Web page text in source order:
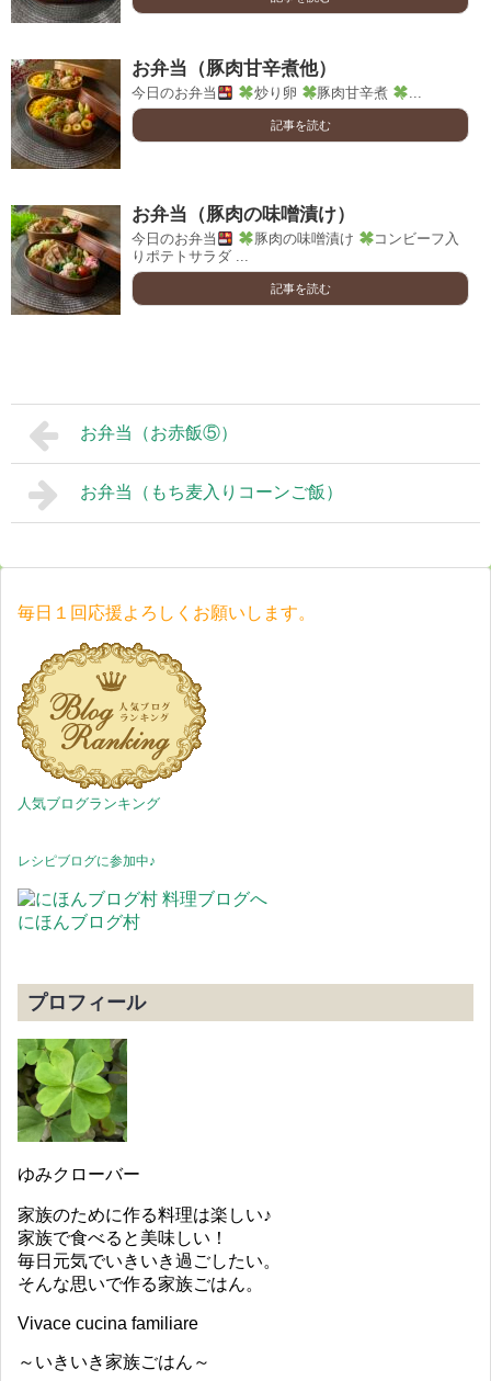
お弁当（豚肉甘辛煮他）
今日のお弁当 炒り卵 豚肉甘辛煮 ...
記事を読む
お弁当（豚肉の味噌漬け）
今日のお弁当 豚肉の味噌漬け
コンビーフ入
りポテトサラダ ...
記事を読む
お弁当（お赤飯⑤）
お弁当（もち麦入りコーンご飯）
毎日１回応援よろしくお願いします。
人気ブログランキング
レシピブログに参加中♪
にほんブログ村
プロフィール
ゆみクローバー
家族のために作る料理は楽しい♪
家族で食べると美味しい！
毎日元気でいきいき過ごしたい。
そんな思いで作る家族ごはん。
Vivace cucina familiare
～いきいき家族ごはん～